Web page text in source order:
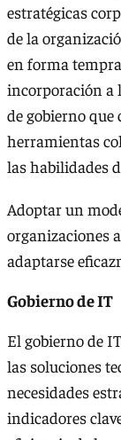
estratégicas
de la
en forma
incorporación a
de gobierno que
herramientas
las habilidades
Adoptar un
organizaciones
adaptarse
Gobierno de IT
El gobierno de
las soluciones
necesidades
indicadores